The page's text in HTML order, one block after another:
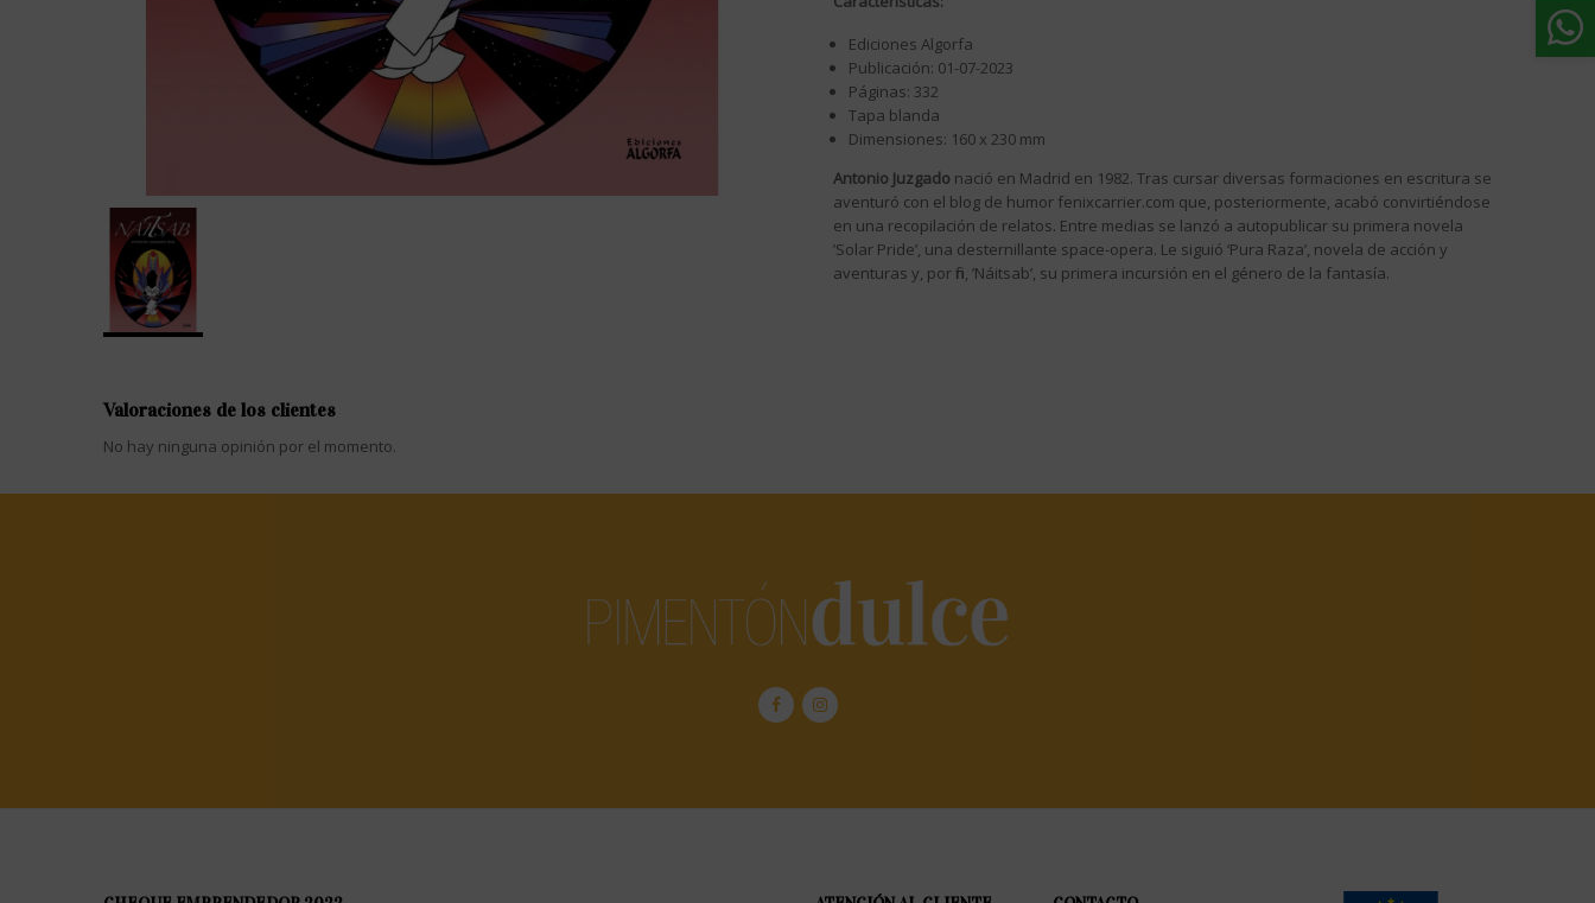
Ediciones Algorfa
Publicación: 01-07-2023
Páginas: 332
Tapa blanda
Dimensiones: 160 x 230 mm
Antonio Juzgado nació en Madrid en 1982. Tras cursar diversas formaciones en escritura se
aventuró con el blog de humor fenixcarrier.com que, posteriormente, acabó convirtiéndose
en una recopilación de relatos. Entre medias se lanzó a autopublicar su primera novela
’Solar Pride’, una desternillante space-opera. Le siguió ‘Pura Raza’, novela de acción y
aventuras y, por fin, ’Náitsab’, su primera incursión en el género de la fantasía.
Valoraciones de los clientes
No hay ninguna opinión por el momento.